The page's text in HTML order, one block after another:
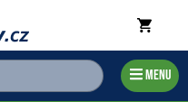
Menu